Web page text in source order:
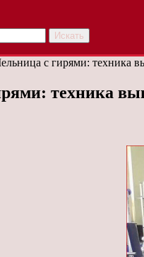
Искать
с гирями: техника
техника